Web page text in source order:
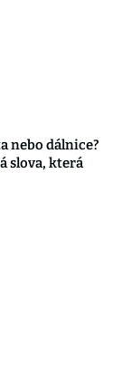
nebo dálnice?
slova, která